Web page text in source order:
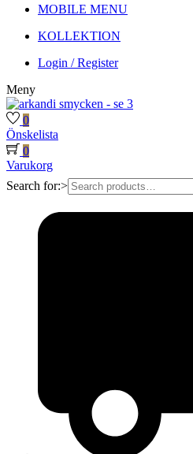
MOBILE MENU
KOLLEKTION
Login / Register
Meny
0
Önskelista
0
Varukorg
Search for:>